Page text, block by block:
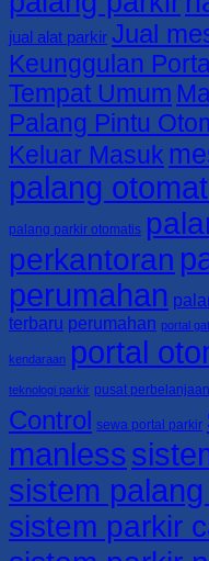
jual alat parkir Jual
Keunggulan
Tempat Umum
Palang Pintu
Keluar Masuk
palang
palang parkir otomatis
perkantoran
perumahan
terbaru perumahan portal
kendaraan portal
teknologi parkir pusat perbelanjaan
Control sewa portal parkir
manless
sistem
sistem parkir